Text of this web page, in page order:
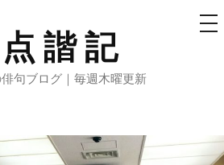
諧記
句ブログ｜毎週木曜更新
メ
ニ